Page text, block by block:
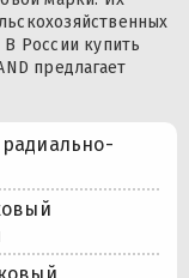
России купить
предлагает